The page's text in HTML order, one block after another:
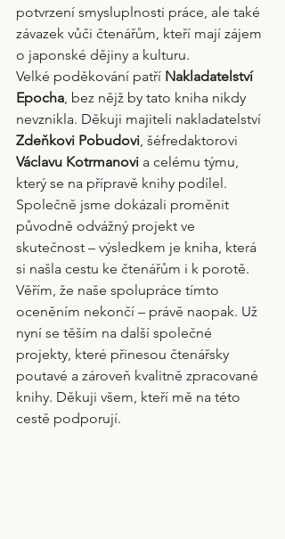
potvrzení smysluplnosti práce, ale také
závazek vůči čtenářům, kteří mají zájem
o japonské dějiny a kulturu.
Velké poděkování patří Nakladatelství
Epocha, bez nějž by tato kniha nikdy
nevznikla. Děkuji majiteli nakladatelství
Zdeňkovi Pobudovi, šéfredaktorovi
Václavu Kotrmanovi a celému týmu,
který se na přípravě knihy podílel.
Společně jsme dokázali proměnit
původně odvážný projekt ve
skutečnost – výsledkem je kniha, která
si našla cestu ke čtenářům i k porotě.
Věřím, že naše spolupráce tímto
oceněním nekončí – právě naopak. Už
nyní se těším na další společné
projekty, které přinesou čtenářsky
poutavé a zároveň kvalitně zpracované
knihy. Děkuji všem, kteří mě na této
cestě podporují.